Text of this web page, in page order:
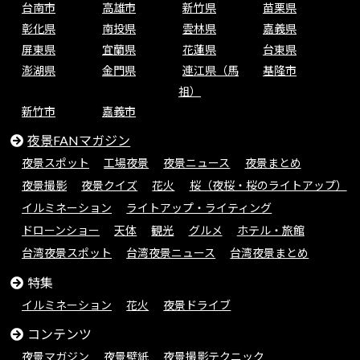
台南市 高雄市 新竹県
苗栗県
彰化県
南投県 雲林県
嘉義県
屏東県
宜蘭県 花蓮県
台東県
澎湖県
金門県
連江県（馬
祖）
基隆市
新竹市 嘉義市
夜景FANマガジン
夜景スポット 工場夜景 夜景ニュース
夜景まとめ
夜景撮影
夜景クイズ 花火
桜（夜桜・桜のライトアップ）
イルミネーション
ライトアップ・ライティング
ドローンショー
天体 観光 グルメ
ホテル・旅館
台湾夜景スポット
台湾夜景ニュース 台湾夜景まとめ
特集
イルミネーション 花火 夜景ドライブ
コンテンツ
夜景マガジン 夜景壁紙 夜景撮影テクニック